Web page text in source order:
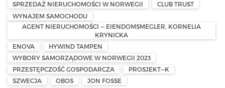
SPRZEDAŻ NIERUCHOMOŚCI W NORWEGII
CLUB TRUST
WYNAJEM SAMOCHODU
AGENT NIERUCHOMOŚCI — EIENDOMSMEGLER, KORNELIA
KRYNICKA
ENOVA
HYWIND TAMPEN
WYBORY SAMORZĄDOWE W NORWEGII 2023
PRZESTĘPCZOŚĆ GOSPODARCZA
PROSJEKT—K
SZWECJA
OBOS
JON FOSSE